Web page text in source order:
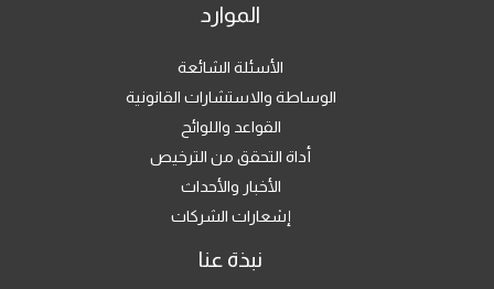
الموارد
الأسئلة الشائعة
الوساطة والاستشارات القانونية
القواعد واللوائح
أداة التحقق من الترخيص
الأخبار والأحداث
إشعارات الشركات
نبذة عنا